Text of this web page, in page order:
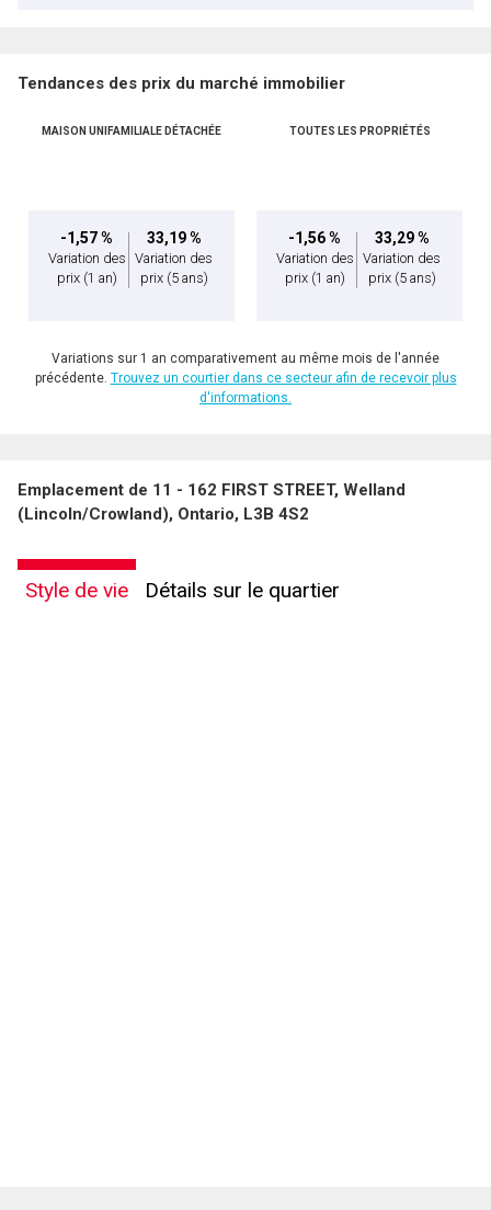
Tendances des prix du marché immobilier
MAISON UNIFAMILIALE DÉTACHÉE
-1,57 %
Variation des
prix (1 an)
33,19 %
Variation des
prix (5 ans)
TOUTES LES PROPRIÉTÉS
-1,56 %
Variation des
prix (1 an)
33,29 %
Variation des
prix (5 ans)
Variations sur 1 an comparativement au même mois de l'année
précédente. Trouvez un courtier dans ce secteur afin de recevoir plus
d'informations.
Emplacement de 11 - 162 FIRST STREET, Welland
(Lincoln/Crowland), Ontario, L3B 4S2
Style de vie Détails sur le quartier